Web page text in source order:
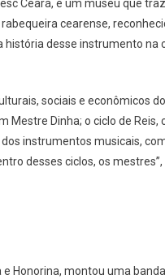
Ceará, é um museu que
cearense,
desse instrumento na
sociais e econômicos
Mestre Dinha; o ciclo de
dos instrumentos musicais,
desses ciclos, os mestres”,
Honorina, montou uma